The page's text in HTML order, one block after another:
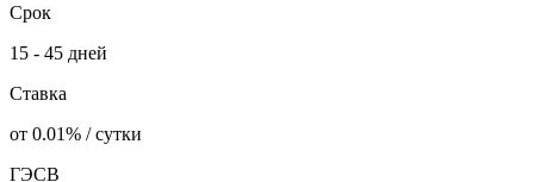
Срок
15 - 45 дней
Ставка
от 0.01% / сутки
ГЭСВ